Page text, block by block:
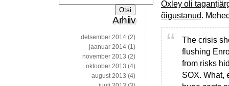
Oxley oli
õigustanud.
The crisis
flushing
from risks
SOX. What,
Arhiiv
detsember 2014 (2)
jaanuar 2014 (1)
november 2013 (2)
oktoober 2013 (4)
august 2013 (4)